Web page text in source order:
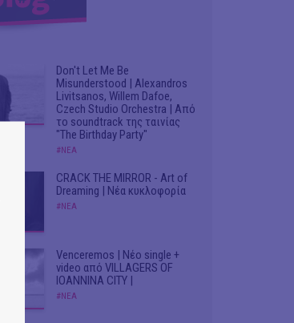
Don't Let Me Be
Misunderstood | Alexandros
Livitsanos, Willem Dafoe,
Czech Studio Orchestra | Από
το soundtrack της ταινίας
"The Birthday Party"
#ΝΕΑ
CRACK THE MIRROR - Art of
Dreaming | Νέα κυκλοφορία
#ΝΕΑ
Venceremos | Νέο single +
video από VILLAGERS OF
IOANNINA CITY |
#ΝΕΑ